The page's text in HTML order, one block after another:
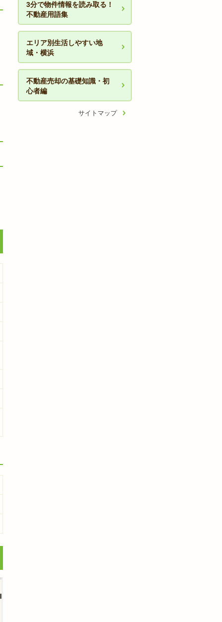
3分で物件情報を読み取る！
不動産用語集
エリア別生活しやすい地
域・横浜
不動産売却の基礎知識・初
心者編
サイトマップ